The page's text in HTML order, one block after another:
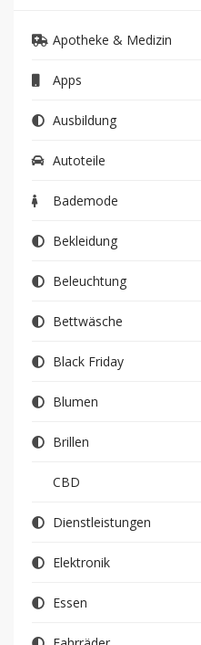
Apotheke & Medizin
Apps
Ausbildung
Autoteile
Bademode
Bekleidung
Beleuchtung
Bettwäsche
Black Friday
Blumen
Brillen
CBD
Dienstleistungen
Elektronik
Essen